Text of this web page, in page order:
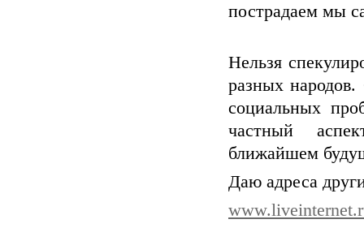
пострадаем мы
Нельзя
разных
социальных
частный
ближайшем
Даю адреса